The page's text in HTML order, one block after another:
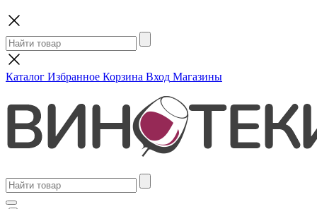
Каталог Избранное Корзина Вход Магазины